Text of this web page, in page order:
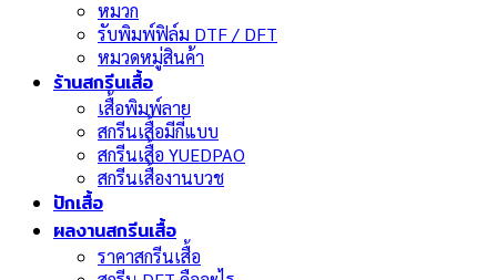
หมวก
รับพิมพ์ฟิล์ม DTF / DFT
หมวดหมู่สินค้า
ร้านสกรีนเสื้อ
เสื้อพิมพ์ลาย
สกรีนเสื้อมีกี่แบบ
สกรีนเสื้อ YUEDPAO
สกรีนเสื้องานบวช
ปักเสื้อ
ผลงานสกรีนเสื้อ
ราคาสกรีนเสื้อ